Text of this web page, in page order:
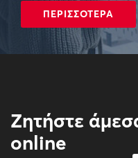
ΠΕΡΙΣΣΟΤΕΡΑ
Ζητήστε
online